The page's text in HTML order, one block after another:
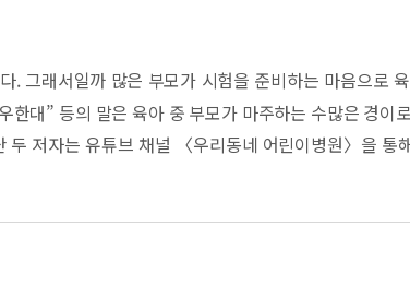
. 그래서일까 많은 부모가 시험을 준비하는 마음으로
한대” 등의 말은 육아 중 부모가 마주하는 수많은 경이
저자는 유튜브 채널 〈우리동네 어린이병원〉을
하여 다면적으로 파악해야 한다고 강조한다. 그래야